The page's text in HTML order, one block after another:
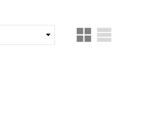
Ansicht
als
In
aufsteigender